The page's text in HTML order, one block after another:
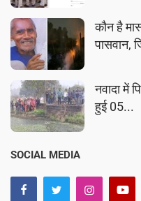
कौन है
पासवान,
नवादा में
हुई 05...
SOCIAL MEDIA